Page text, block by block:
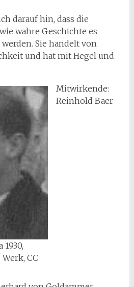
darauf hin, dass die
wahre Geschichte es
Sie handelt von
und hat mit Hegel und
1930,
CC
Mitwirkende:
Reinhold Baer